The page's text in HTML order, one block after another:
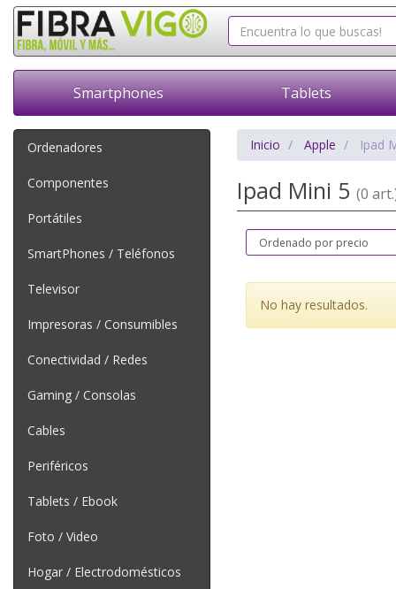
Smartphones Tablets
Ordenadores
Componentes
Portátiles
SmartPhones / Teléfonos
Televisor
Impresoras / Consumibles
Conectividad / Redes
Gaming / Consolas
Cables
Periféricos
Tablets / Ebook
Foto / Video
Hogar / Electrodomésticos
Inicio Apple Ipad
Ipad Mini 5 (0
No hay resultados.